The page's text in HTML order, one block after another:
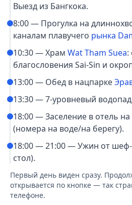
Выезд из Бангкока.
8:00 — Прогулка на
каналам плавучего рынка
10:30 — Храм Wat Tham Suea:
благословения Sai-Sin и
13:00 — Обед в нацпарке
13:30 — 7-уровневый
18:00 — Заселение в отель
(номера на воде/на берегу).
18:00 — 21:00 — Ужин от
стол).
Первый день виден сразу.
открывается по кнопке — так
телефоне.